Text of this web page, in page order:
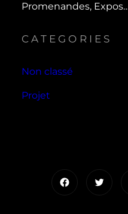
Promenandes,
CATEGORIES
Non classé
Projet
Facebook